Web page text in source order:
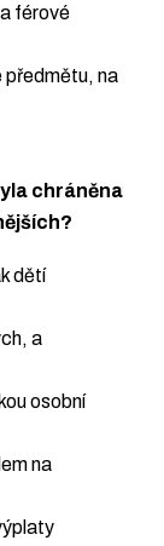
férové
předmětu, na
chráněna
dětí
a
osobní
na